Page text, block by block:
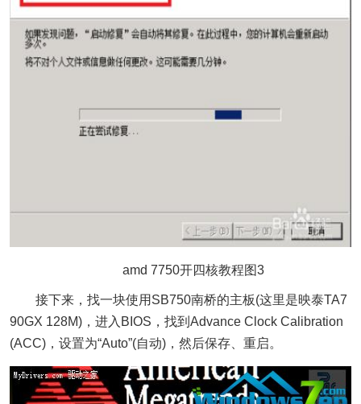
amd 7750开四核教程图3
接下来，找一块使用SB750南桥的主板(这里是映泰TA7
90GX 128M)，进入BIOS，找到Advance Clock Calibration
(ACC)，设置为“Auto”(自动)，然后保存、重启。